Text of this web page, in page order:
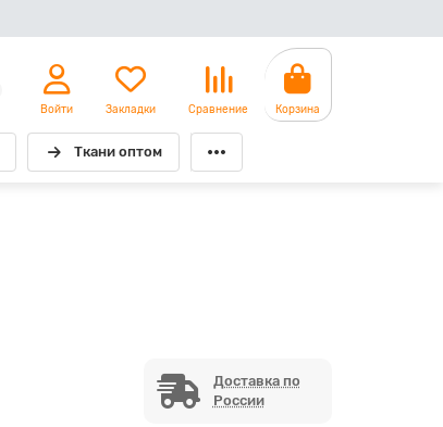
Войти Закладки Сравнение Корзина
Ткани оптом
Доставка по
России